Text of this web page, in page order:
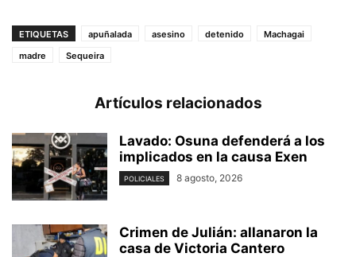
ETIQUETAS apuñalada asesino detenido
Machagai
madre
Sequeira
Artículos relacionados
Lavado: Osuna defenderá a los
implicados en la causa Exen
POLICIALES 8 agosto, 2026
Crimen de Julián: allanaron la
casa de Victoria Cantero